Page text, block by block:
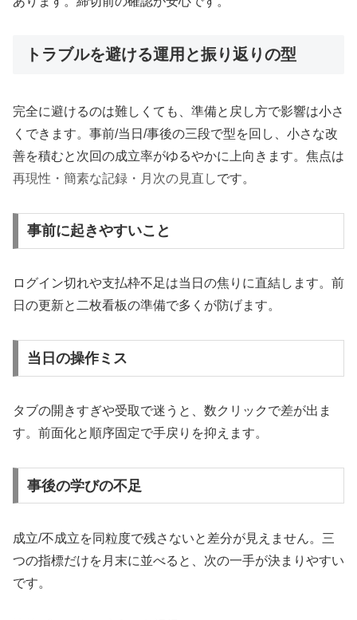
トラブルを避ける運用と振り返りの型
完全に避けるのは難しくても、準備と戻し方で影響は小さ
くできます。事前/当日/事後の三段で型を回し、小さな改
善を積むと次回の成立率がゆるやかに上向きます。焦点は
再現性・簡素な記録・月次の見直しです。
事前に起きやすいこと
ログイン切れや支払枠不足は当日の焦りに直結します。前
日の更新と二枚看板の準備で多くが防げます。
当日の操作ミス
タブの開きすぎや受取で迷うと、数クリックで差が出ま
す。前面化と順序固定で手戻りを抑えます。
事後の学びの不足
成立/不成立を同粒度で残さないと差分が見えません。三
つの指標だけを月末に並べると、次の一手が決まりやすい
です。